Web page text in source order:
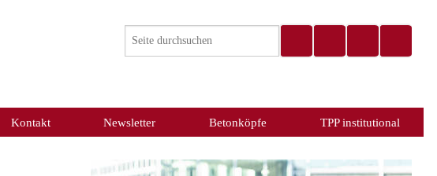
Kontakt Newsletter Betonköpfe TPP institutional